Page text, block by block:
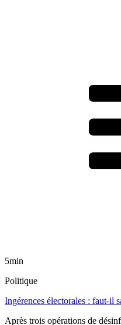
5min
Politique
Ingérences électorales : faut-il
Après trois opérations de